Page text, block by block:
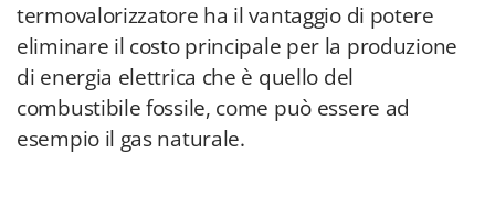
termovalorizzatore ha il vantaggio di potere
eliminare il costo principale per la produzione
di energia elettrica che è quello del
combustibile fossile, come può essere ad
esempio il gas naturale.